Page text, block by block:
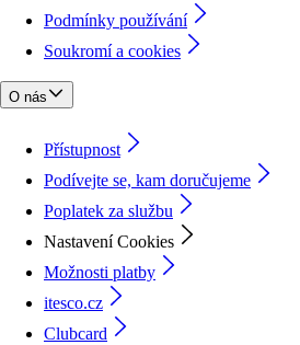
Podmínky používání
Soukromí a cookies
O nás
Přístupnost
Podívejte se, kam doručujeme
Poplatek za službu
Nastavení Cookies
Možnosti platby
itesco.cz
Clubcard